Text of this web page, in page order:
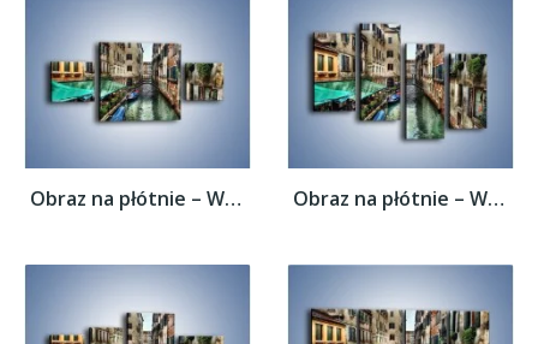
Obraz na płótnie – Wenecka uliczka w... Obraz na płótnie – Wenecka uliczka w...